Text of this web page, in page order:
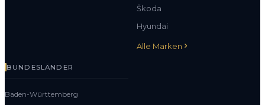
Škoda
Hyundai
Alle Marken
BUNDESLÄNDER
Baden-Württemberg